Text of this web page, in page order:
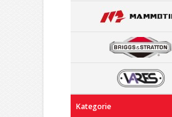
Kategorie